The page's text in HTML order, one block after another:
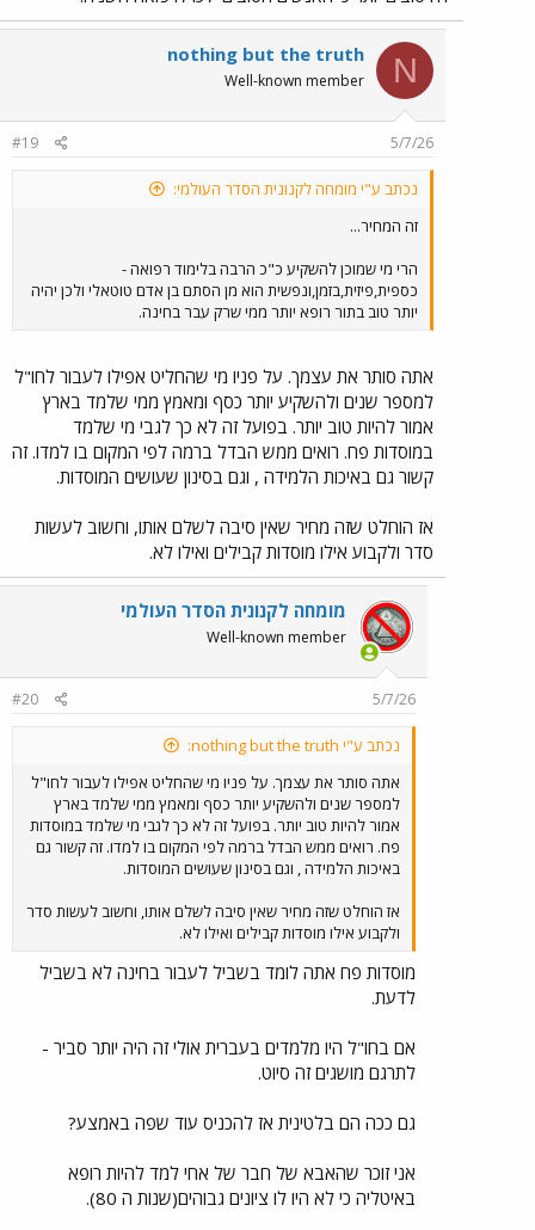
N
nothing but the truth
Well-known member
5/7/26
#19
נכתב ע"י מומחה לקנונית הסדר העולמי:
זה המחיר...
הרי מי שמוכן להשקיע כ"כ הרבה בלימוד רפואה -
כספית,פיזית,בזמן,ונפשית הוא מן הסתם בן אדם טוטאלי ולכן יהיה
יותר טוב בתור רופא יותר ממי שרק עבר בחינה.
אתה סותר את עצמך. על פניו מי שהחליט אפילו לעבור לחו"ל
למספר שנים ולהשקיע יותר כסף ומאמץ ממי שלמד בארץ
אמור להיות טוב יותר. בפועל זה לא כך לגבי מי שלמד
במוסדות פח. רואים ממש הבדל ברמה לפי המקום בו למדו. זה
קשור גם באיכות הלמידה , וגם בסינון שעושים המוסדות.
אז הוחלט שזה מחיר שאין סיבה לשלם אותו, וחשוב לעשות
סדר ולקבוע אילו מוסדות קבילים ואילו לא.
מומחה לקנונית הסדר העולמי
Well-known member
5/7/26
#20
נכתב ע"י nothing but the truth:
אתה סותר את עצמך. על פניו מי שהחליט אפילו לעבור לחו"ל
למספר שנים ולהשקיע יותר כסף ומאמץ ממי שלמד בארץ
אמור להיות טוב יותר. בפועל זה לא כך לגבי מי שלמד במוסדות
פח. רואים ממש הבדל ברמה לפי המקום בו למדו. זה קשור גם
באיכות הלמידה , וגם בסינון שעושים המוסדות.
אז הוחלט שזה מחיר שאין סיבה לשלם אותו, וחשוב לעשות סדר
ולקבוע אילו מוסדות קבילים ואילו לא.
מוסדות פח אתה לומד בשביל לעבור בחינה לא בשביל
לדעת.
אם בחו"ל היו מלמדים בעברית אולי זה היה יותר סביר -
לתרגם מושגים זה סיוט.
גם ככה הם בלטינית אז להכניס עוד שפה באמצע?
אני זוכר שהאבא של חבר של אחי למד להיות רופא
באיטליה כי לא היו לו ציונים גבוהים(שנות ה 80).